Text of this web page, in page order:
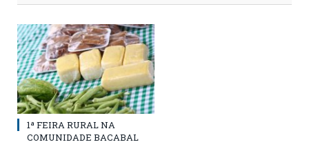
1ª FEIRA RURAL NA
COMUNIDADE BACABAL